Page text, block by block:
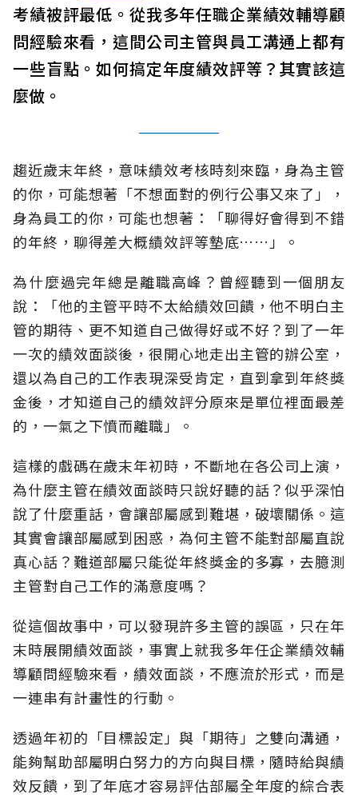
考績被評最低。從我多年任職企業績效輔導顧
問經驗來看，這間公司主管與員工溝通上都有
一些盲點。如何搞定年度績效評等？其實該這
麼做。
趨近歲末年終，意味績效考核時刻來臨，身為主管
的你，可能想著「不想面對的例行公事又來了」，
身為員工的你，可能也想著：「聊得好會得到不錯
的年終，聊得差大概績效評等墊底……」。
為什麼過完年總是離職高峰？曾經聽到一個朋友
說：「他的主管平時不太給績效回饋，他不明白主
管的期待、更不知道自己做得好或不好？到了一年
一次的績效面談後，很開心地走出主管的辦公室，
還以為自己的工作表現深受肯定，直到拿到年終獎
金後，才知道自己的績效評分原來是單位裡面最差
的，一氣之下憤而離職」。
這樣的戲碼在歲末年初時，不斷地在各公司上演，
為什麼主管在績效面談時只說好聽的話？似乎深怕
說了什麼重話，會讓部屬感到難堪，破壞關係。這
其實會讓部屬感到困惑，為何主管不能對部屬直說
真心話？難道部屬只能從年終獎金的多寡，去臆測
主管對自己工作的滿意度嗎？
從這個故事中，可以發現許多主管的誤區，只在年
末時展開績效面談，事實上就我多年任企業績效輔
導顧問經驗來看，績效面談，不應流於形式，而是
一連串有計畫性的行動。
透過年初的「目標設定」與「期待」之雙向溝通，
能夠幫助部屬明白努力的方向與目標，隨時給與績
效反饋，到了年底才容易評估部屬全年度的綜合表